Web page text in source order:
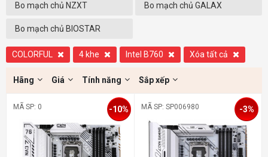
Bo mạch chủ NZXT Bo mạch chủ GALAX
Bo mạch chủ BIOSTAR
COLORFUL 4 khe Intel B760 Xóa tất cả
Hãng Giá Tính năng Sắp xếp
MÃ SP: 0 -10% MÃ SP: SP006980 -3%